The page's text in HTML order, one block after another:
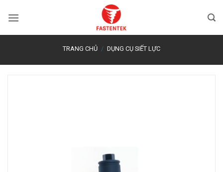
qua
TRANG CHỦ / DỤNG CỤ SIẾT LỰC